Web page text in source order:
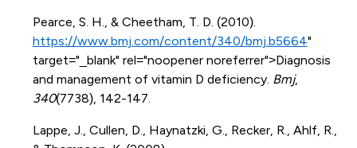
Pearce, S. H., & Cheetham, T. D. (2010).
https://www.bmj.com/content/340/bmj.b5664"
target="_blank" rel="noopener noreferrer">Diagnosis
and management of vitamin D deficiency. Bmj,
340(7738), 142-147.
Lappe, J., Cullen, D., Haynatzki, G., Recker, R., Ahlf, R.,